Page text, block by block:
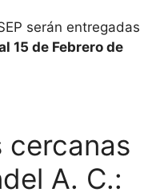
serán entregadas
15 de Febrero de
cercanas
A. C.: